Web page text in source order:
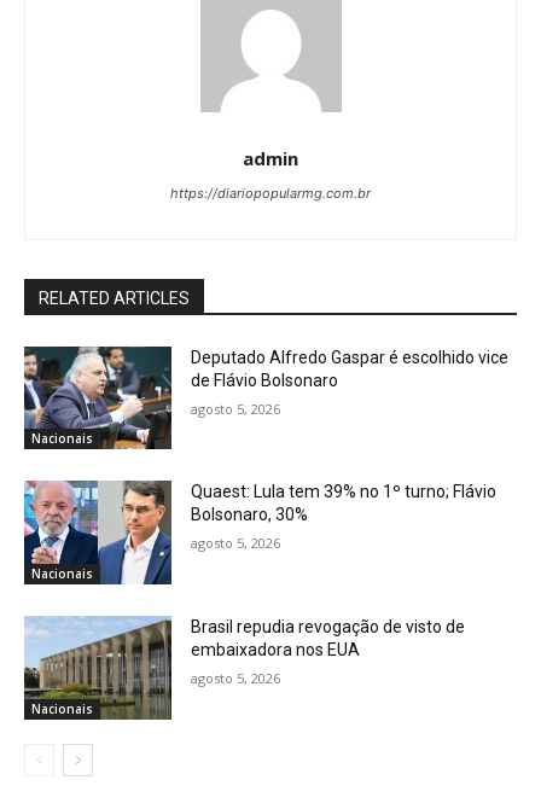
admin
https://diariopopularmg.com.br
RELATED ARTICLES
Nacionais
Deputado Alfredo Gaspar é escolhido vice
de Flávio Bolsonaro
agosto 5, 2026
Nacionais
Quaest: Lula tem 39% no 1º turno; Flávio
Bolsonaro, 30%
agosto 5, 2026
Nacionais
Brasil repudia revogação de visto de
embaixadora nos EUA
agosto 5, 2026